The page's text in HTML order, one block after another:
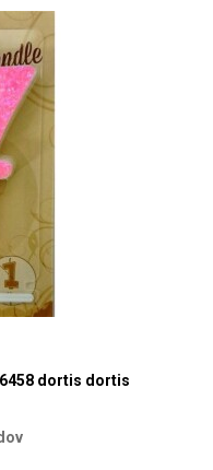
dortis dortis